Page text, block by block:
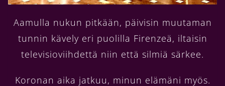
Aamulla nukun pitkään, päivisin muutaman
tunnin kävely eri puolilla Firenzeä, iltaisin
televisioviihdettä niin että silmiä särkee.
Koronan aika jatkuu, minun elämäni myös.